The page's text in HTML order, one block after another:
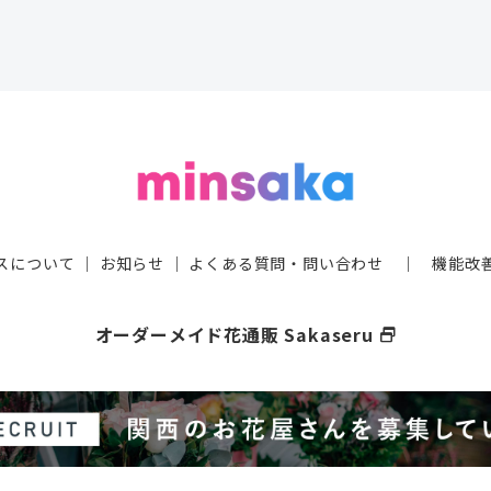
について ｜ お知らせ ｜ よくある質問・問い合わせ ｜機能改
オーダーメイド花通販 Sakaseru select_window